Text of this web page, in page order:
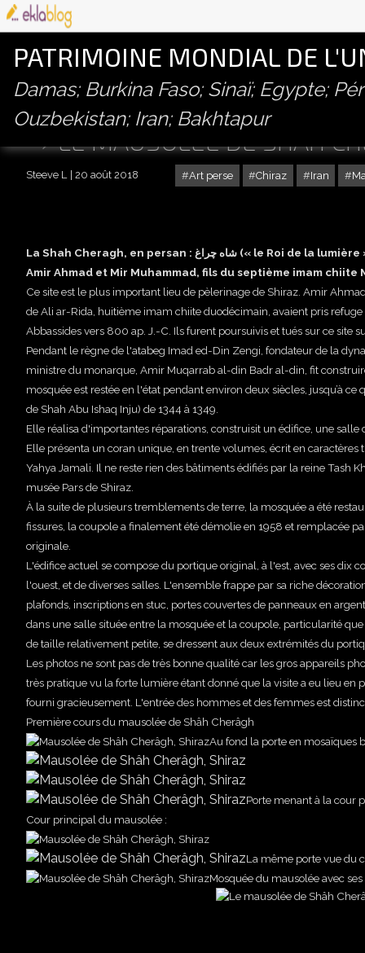
PATRIMOINE MONDIAL DE
Damas; Burkina Faso; Sinaï; Egypte;
Ouzbekistan; Iran; Bakhtapur
LE MAUSOLÉE DE SHÂH
Art perse Chiraz Iran
Steeve L 20 août 2018
La Shah Cheragh, en persan : شاه چراغ (« le Roi de la lumière ») est une mosquée et un mausolée abritant la tombe des frères
Amir Ahmad et Mir Muhammad, fils du septième imam chiite
Ce site est le plus important lieu de pèlerinage de Shiraz. Amir
de Ali ar-Rida, huitième imam chiite duodécimain, avaient pris
Abbassides vers 800 ap. J.-C. Ils furent poursuivis et tués sur ce site
Pendant le règne de l'atabeg Imad ed-Din Zengi, fondateur de la
ministre du monarque, Amir Muqarrab al-din Badr al-din, fit
mosquée est restée en l'état pendant environ deux siècles, jusqu’à
de Shah Abu Ishaq Inju) de 1344 à 1349.
Elle réalisa d'importantes réparations, construisit un édifice, une
Elle présenta un coran unique, en trente volumes, écrit en
Yahya Jamali. Il ne reste rien des bâtiments édifiés par la reine Tash
musée Pars de Shiraz.
À la suite de plusieurs tremblements de terre, la mosquée a été
fissures, la coupole a finalement été démolie en 1958 et remplacée
originale.
L'édifice actuel se compose du portique original, à l'est, avec ses dix
l'ouest, et de diverses salles. L'ensemble frappe par sa riche
plafonds, inscriptions en stuc, portes couvertes de panneaux en
dans une salle située entre la mosquée et la coupole, particularité
de taille relativement petite, se dressent aux deux extrémités du
Les photos ne sont pas de très bonne qualité car les gros appareils
très pratique vu la forte lumière étant donné que la visite a eu lieu
fourni gracieusement. L'entrée des hommes et des femmes est
Première cours du mausolée de Shâh Cherâgh
Au fond la porte en mosaïques
Porte menant à la cour
Cour principal du mausolée :
La même porte vue du
Mosquée du mausolée avec